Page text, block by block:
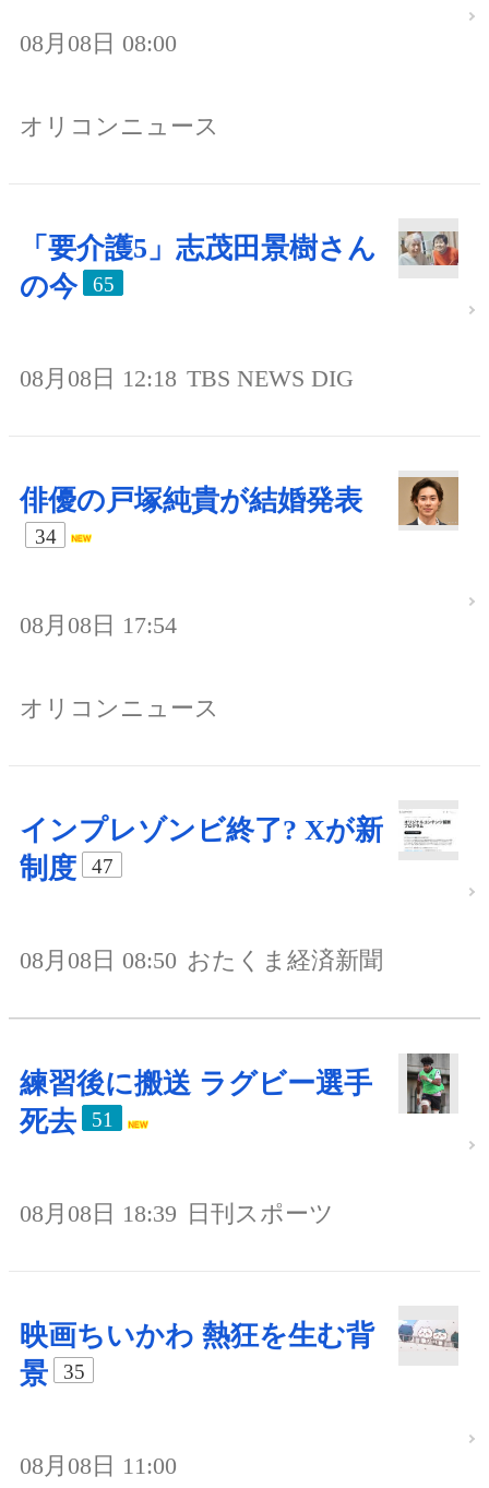
08月08日 08:00
オリコンニュース
「要介護5」志茂田景樹さん
の今
65
08月08日 12:18 TBS NEWS DIG
俳優の戸塚純貴が結婚発表
34
08月08日 17:54
オリコンニュース
インプレゾンビ終了? Xが新
制度
47
08月08日 08:50 おたくま経済新聞
練習後に搬送 ラグビー選手
死去
51
08月08日 18:39 日刊スポーツ
映画ちいかわ 熱狂を生む背
景
35
08月08日 11:00